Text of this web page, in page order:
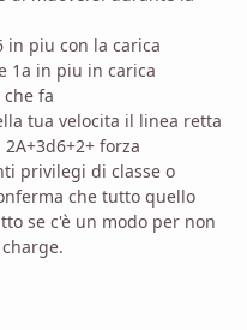
in piu con la carica
1a in piu in carica
fa
tua velocita il linea retta
forza
privilegi di classe o
che tutto quello
se c'è un modo per non